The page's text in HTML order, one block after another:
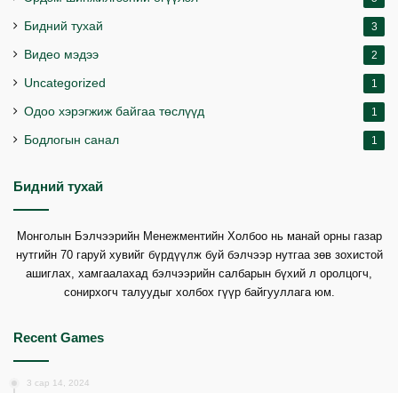
Бидний тухай 3
Видео мэдээ 2
Uncategorized 1
Одоо хэрэгжиж байгаа төслүүд 1
Бодлогын санал 1
Бидний тухай
Монголын Бэлчээрийн Менежментийн Холбоо нь манай орны газар
нутгийн 70 гаруй хувийг бүрдүүлж буй бэлчээр нутгаа зөв зохистой
ашиглах, хамгаалахад бэлчээрийн салбарын бүхий л оролцогч,
сонирхогч талуудыг холбох гүүр байгууллага юм.
Recent Games
3 сар 14, 2024